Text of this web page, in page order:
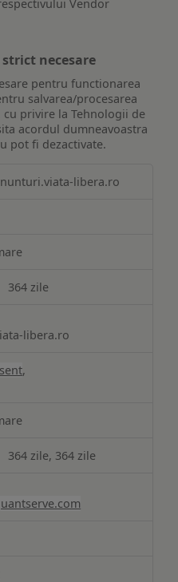
Vendor
necesare
pentru functionarea
salvarea/procesarea
privire la Tehnologii de
acordul dumneavoastra
pot fi dezactivate.
libera.ro
364 zile
libera.ro
,
364 zile, 364 zile